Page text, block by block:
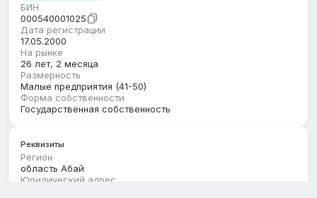
БИН
000540001025
Дата регистрации
17.05.2000
На рынке
26 лет, 2 месяца
Размерность
Малые предприятия (41-50)
Форма собственности
Государственная собственность
Реквизиты
Регион
область Абай
Юридический адрес